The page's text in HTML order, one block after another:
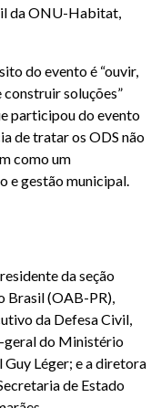
da ONU-Habitat,
do evento é “ouvir,
soluções”
participou do evento
de tratar os ODS não
como um
e gestão municipal.
da seção
Brasil (OAB-PR),
da Defesa Civil,
geral do Ministério
Léger; e a diretora
de Estado